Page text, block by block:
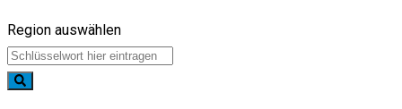
Region auswählen